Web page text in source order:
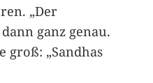
„Der
ganz genau.
groß: „Sandhas